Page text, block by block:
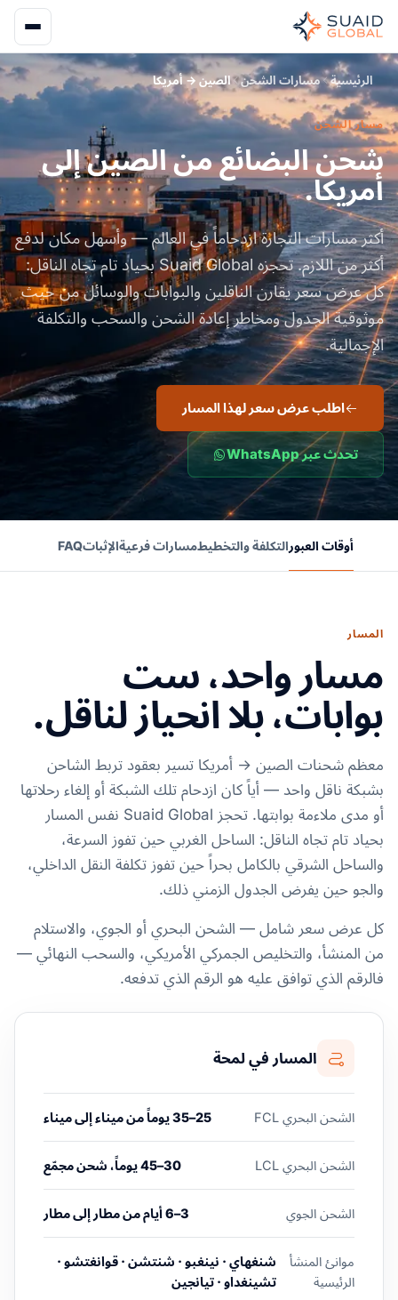
الرئيسية مسارات الشحن الصين → أمريكا
مسار الشحن
شحن البضائع من الصين إلى
أمريكا.
أكثر مسارات التجارة ازدحاماً في العالم — وأسهل مكان لدفع
أكثر من اللازم. تحجزه Suaid Global بحياد تام تجاه الناقل:
كل عرض سعر يقارن الناقلين والبوابات والوسائل من حيث
موثوقية الجدول ومخاطر إعادة الشحن والسحب والتكلفة
الإجمالية.
اطلب عرض سعر لهذا المسار
تحدث عبر WhatsApp
أوقات العبورالتكلفة والتخطيطمسارات فرعيةالإثباتFAQ
المسار
مسار واحد، ست
بوابات، بلا انحياز لناقل.
معظم شحنات الصين → أمريكا تسير بعقود تربط الشاحن
بشبكة ناقل واحد — أياً كان ازدحام تلك الشبكة أو إلغاء رحلاتها
أو مدى ملاءمة بوابتها. تحجز Suaid Global نفس المسار
بحياد تام تجاه الناقل: الساحل الغربي حين تفوز السرعة،
والساحل الشرقي بالكامل بحراً حين تفوز تكلفة النقل الداخلي،
والجو حين يفرض الجدول الزمني ذلك.
كل عرض سعر شامل — الشحن البحري أو الجوي، والاستلام
من المنشأ، والتخليص الجمركي الأمريكي، والسحب النهائي —
فالرقم الذي توافق عليه هو الرقم الذي تدفعه.
المسار في لمحة
الشحن البحري FCL 25–35 يوماً من ميناء إلى ميناء
الشحن البحري LCL 30–45 يوماً، شحن مجمّع
الشحن الجوي 3–6 أيام من مطار إلى مطار
موانئ المنشأ
الرئيسية
شنغهاي · نينغبو · شنتشن · قوانغتشو ·
تشينغداو · تيانجين